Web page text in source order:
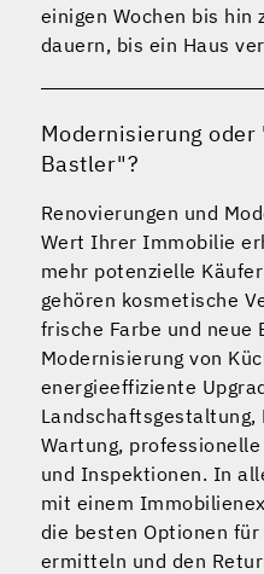
einigen Wochen bis hin
dauern, bis ein Haus
Modernisierung oder
Bastler"?
Renovierungen und
Wert Ihrer Immobilie
mehr potenzielle
gehören kosmetische
frische Farbe und neue
Modernisierung von
energieeffiziente
Landschaftsgestaltung,
Wartung,
und Inspektionen. In
mit einem
die besten Optionen
ermitteln und den